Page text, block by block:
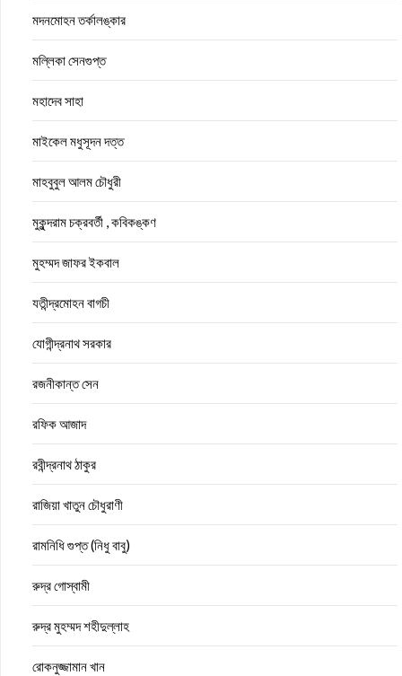
মদনমোহন তর্কালঙ্কার
মল্লিকা সেনগুপ্ত
মহাদেব সাহা
মাইকেল মধুসূদন দত্ত
মাহবুবুল আলম চৌধুরী
মুকুন্দরাম চক্রবর্তী , কবিকঙ্কণ
মুহম্মদ জাফর ইকবাল
যতীন্দ্রমোহন বাগচী
যোগীন্দ্রনাথ সরকার
রজনীকান্ত সেন
রফিক আজাদ
রবীন্দ্রনাথ ঠাকুর
রাজিয়া খাতুন চৌধুরাণী
রামনিধি গুপ্ত (নিধু বাবু)
রুদ্র গোস্বামী
রুদ্র মুহম্মদ শহীদুল্লাহ
রোকনুজ্জামান খান